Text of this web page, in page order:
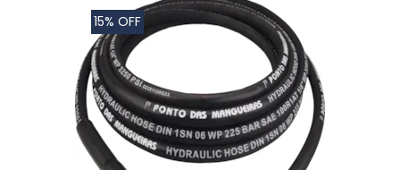
15% OFF